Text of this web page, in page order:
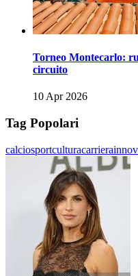
Torneo Montecarlo:
circuito
10 Apr 2026
Tag Popolari
calciosportculturacarriera